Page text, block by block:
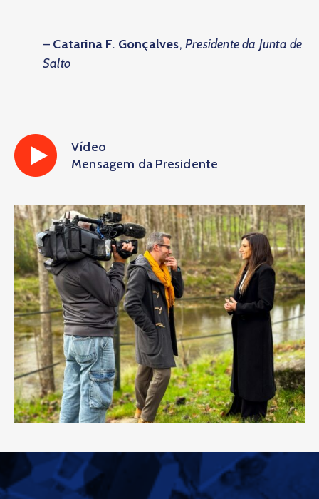
– Catarina F. Gonçalves, Presidente da Junta de
Salto
Vídeo
Mensagem da Presidente